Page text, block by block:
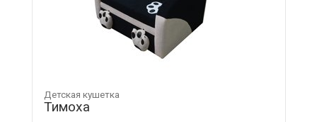
Детская кушетка
Тимоха